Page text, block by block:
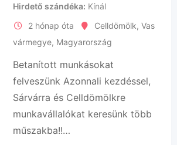
Hirdető szándéka Kínál
2 hónap óta
Celldömölk, Vas
vármegye, Magyarország
Betanított munkásokat
felveszünk Azonnali kezdéssel,
Sárvárra és Celldömölkre
munkavállalókat keresünk több
műszakba!!…